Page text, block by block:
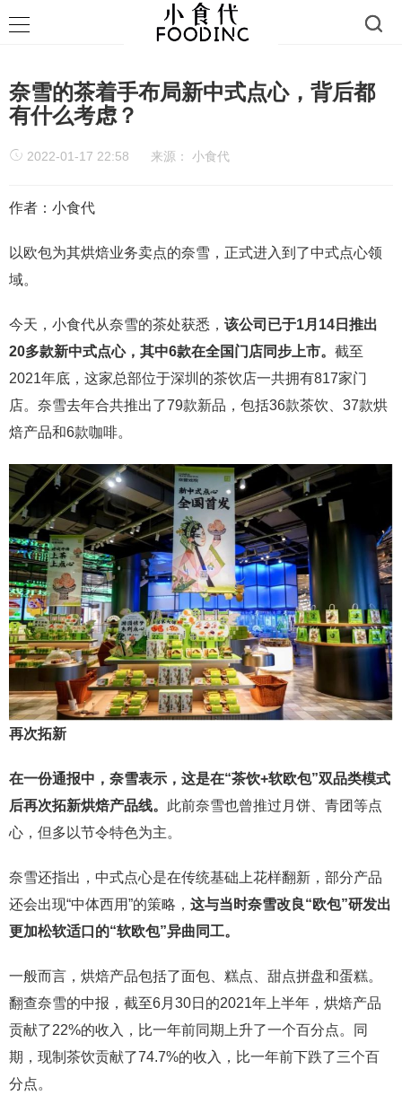
奈雪的茶着手布局新中式点心，背后都
有什么考虑？
2022-01-17 22:58 来源： 小食代
作者：小食代
以欧包为其烘焙业务卖点的奈雪，正式进入到了中式点心领
域。
今天，小食代从奈雪的茶处获悉， 该公司已于1月14日推出
20多款新中式点心，其中6款在全国门店同步上市。 截至
2021年底，这家总部位于深圳的茶饮店一共拥有817家门
店。奈雪去年合共推出了79款新品，包括36款茶饮、37款烘
焙产品和6款咖啡。
再次拓新
在一份通报中，奈雪表示，这是在“茶饮+软欧包”双品类模式
后再次拓新烘焙产品线。 此前奈雪也曾推过月饼、青团等点
心，但多以节令特色为主。
奈雪还指出，中式点心是在传统基础上花样翻新，部分产品
还会出现“中体西用”的策略， 这与当时奈雪改良“欧包”研发出
更加松软适口的“软欧包”异曲同工。
一般而言，烘焙产品包括了面包、糕点、甜点拼盘和蛋糕。
翻查奈雪的中报，截至6月30日的2021年上半年，烘焙产品
贡献了22%的收入，比一年前同期上升了一个百分点。同
期，现制茶饮贡献了74.7%的收入，比一年前下跌了三个百
分点。